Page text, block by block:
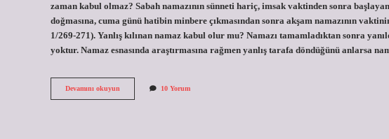
zaman kabul olmaz? Sabah namazının sünneti hariç, imsak vaktinden sonra
doğmasına, cuma günü hatibin minbere çıkmasından sonra akşam namazının
1/269-271). Yanlış kılınan namaz kabul olur mu? Namazı tamamladıktan sonra
yoktur. Namaz esnasında araştırmasına rağmen yanlış tarafa döndüğünü anlarsa
Devamını okuyun
Yaparsa
10 Yorum